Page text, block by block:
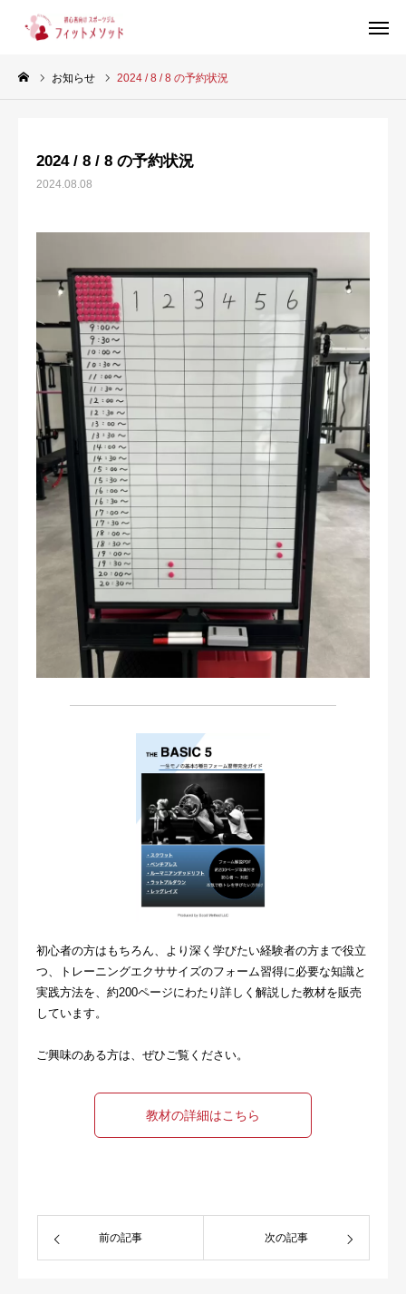
お知らせ 2024 / 8 / 8 の予約状況
2024 / 8 / 8 の予約状況
2024.08.08
初心者の方はもちろん、より深く学びたい経験者の方まで役立
つ、トレーニングエクササイズのフォーム習得に必要な知識と
実践方法を、約200ページにわたり詳しく解説した教材を販売
しています。
ご興味のある方は、ぜひご覧ください。
教材の詳細はこちら
前の記事 次の記事
当ジムについて
お客様の声
ブログ
店舗情報
お問い合わせ・ご予約
会則等
お知らせ